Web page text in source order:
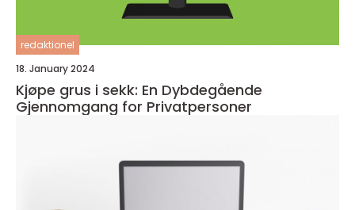
redaktionel
18. January 2024
Kjøpe grus i sekk: En Dybdegående
Gjennomgang for Privatpersoner